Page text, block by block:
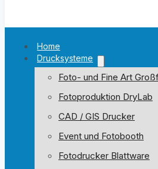
Home
Drucksysteme
Foto- und Fine Art
Fotoproduktion DryLab
CAD / GIS Drucker
Event und Fotobooth
Fotodrucker Blattware